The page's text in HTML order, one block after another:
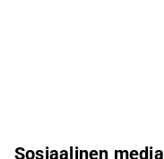
Sosiaalinen media